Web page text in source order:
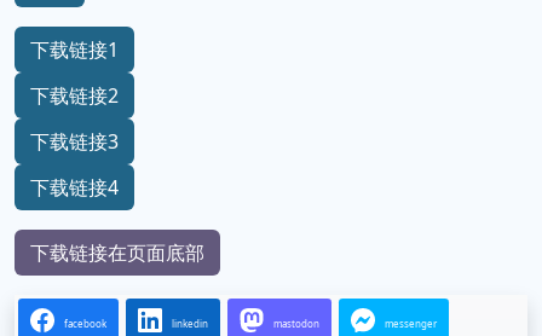
下载链接1
下载链接2
下载链接3
下载链接4
下载链接在页面底部
facebook linkedin mastodon messenger